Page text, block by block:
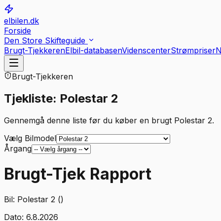
elbilen.dk
Forside
Den Store Skifteguide
Brugt-TjekkerenElbil-databasenVidenscenterStrømpriser
Brugt-Tjekkeren
Tjekliste: Polestar 2
Gennemgå denne liste før du køber en brugt Polestar 2.
Vælg Bilmodel
Årgang
Brugt-Tjek Rapport
Bil: Polestar 2 ()
Dato: 6.8.2026